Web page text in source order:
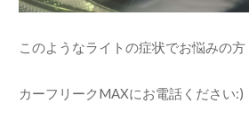
このようなライトの症状でお悩みの方
カーフリークMAXにお電話ください:)